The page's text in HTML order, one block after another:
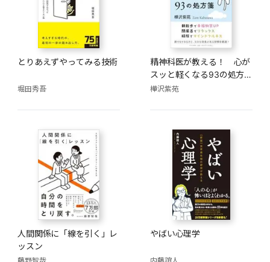
とりあえずやってみる技術
堀田秀吾
精神科医が教える！ 心が
スッと軽くなる93の処方
箋
樺沢紫苑
人間関係に「線を引く」レ
ッスン
やばい心理学